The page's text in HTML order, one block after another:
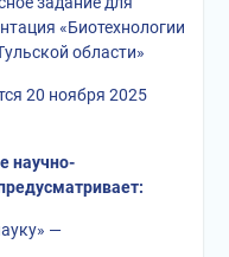
«Биотехнологии
области»
20 ноября 2025
научно-
—